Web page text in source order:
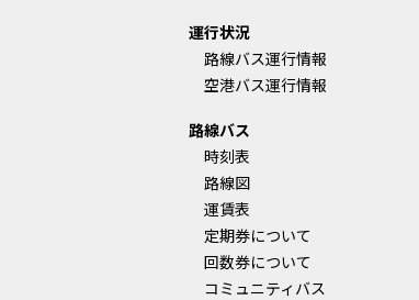
運行状況
路線バス運行情報
空港バス運行情報
路線バス
時刻表
路線図
運賃表
定期券について
回数券について
コミュニティバス